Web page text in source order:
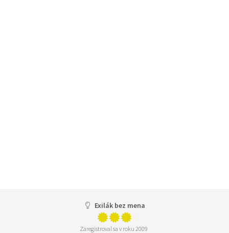
Exilák bez mena
Zaregistroval sa v roku 2009